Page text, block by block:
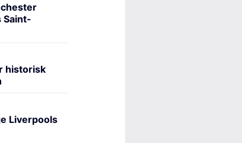
Saint-
historisk
Liverpools